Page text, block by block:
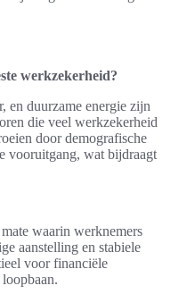
werkzekerheid?
en duurzame energie zijn
die veel werkzekerheid
door demografische
vooruitgang, wat bijdraagt
waarin werknemers
aanstelling en stabiele
voor financiële